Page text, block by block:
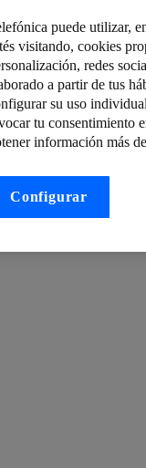
Método y Función
El poder de la
Rivas, entrenador
Desktop Nuestros
puede utilizar,
visitando, cookies
redes
a partir de tus
su uso
tu consentimiento
información más
Configurar